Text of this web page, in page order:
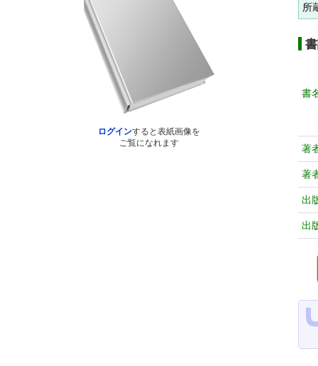
ログインすると表紙画像を
ご覧になれます
所
書
著
著
出
出